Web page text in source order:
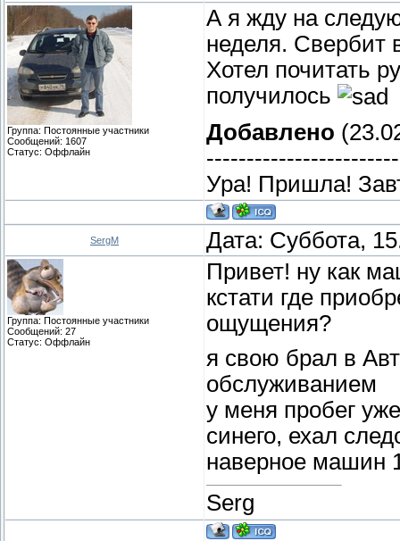
Группа: Постоянные участники
Сообщений: 1607
Статус: Оффлайн
А я жду на
неделя. Свербит
Хотел почитать
получилось
Добавлено
Ура! Пришла!
SergM Дата: Суббота,
Группа: Постоянные участники
Сообщений: 27
Статус: Оффлайн
Привет! ну как
кстати где
ощущения?
я свою брал в
обслуживанием
у меня пробег
синего, ехал
наверное машин
Serg